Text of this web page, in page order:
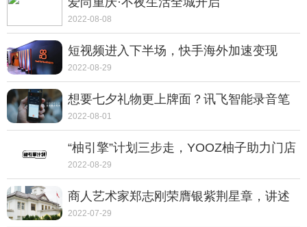
2022-08-08
短视频进入下半场，快手海外加速变现
2022-08-29
想要七夕礼物更上牌面？讯飞智能录音笔
SR702质感非凡
2022-08-01
“柚引擎”计划三步走，YOOZ柚子助力门店
走向转型之路
2022-08-29
商人艺术家郑志刚荣膺银紫荆星章，讲述
动人的中国故事
2022-07-29